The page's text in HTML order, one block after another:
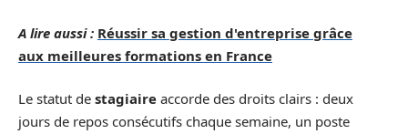
A lire aussi : Réussir sa gestion d'entreprise grâce
aux meilleures formations en France
Le statut de stagiaire accorde des droits clairs : deux
jours de repos consécutifs chaque semaine, un poste